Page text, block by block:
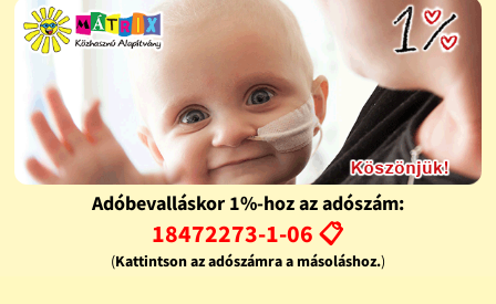
Adóbevalláskor 1%-hoz az adószám:
18472273-1-06 📋
(Kattintson az adószámra a másoláshoz.)